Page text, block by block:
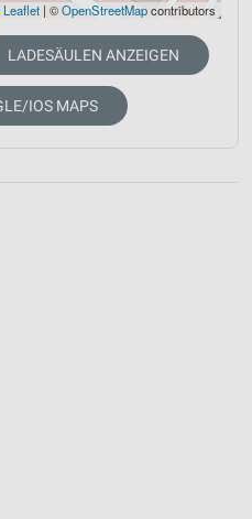
Leaflet | ©OpenStreetMapcontributors
LADESÄULEN ANZEIGEN
IOS MAPS